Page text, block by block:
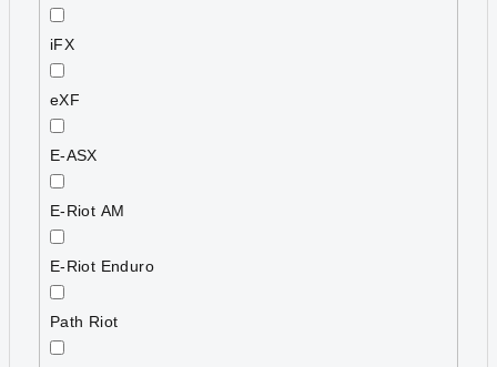
iFX
eXF
E-ASX
E-Riot AM
E-Riot Enduro
Path Riot